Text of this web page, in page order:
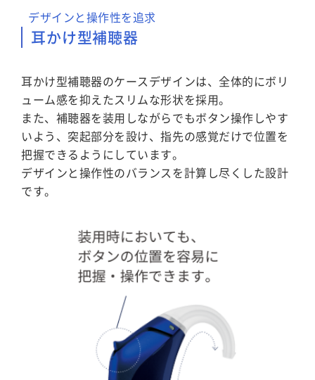
デザインと操作性を追求
耳かけ型補聴器
耳かけ型補聴器のケースデザインは、全体的にボリ
ューム感を抑えたスリムな形状を採用。
また、補聴器を装用しながらでもボタン操作しやす
いよう、突起部分を設け、指先の感覚だけで位置を
把握できるようにしています。
デザインと操作性のバランスを計算し尽くした設計
です。